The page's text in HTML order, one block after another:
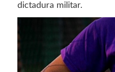
dictadura militar.